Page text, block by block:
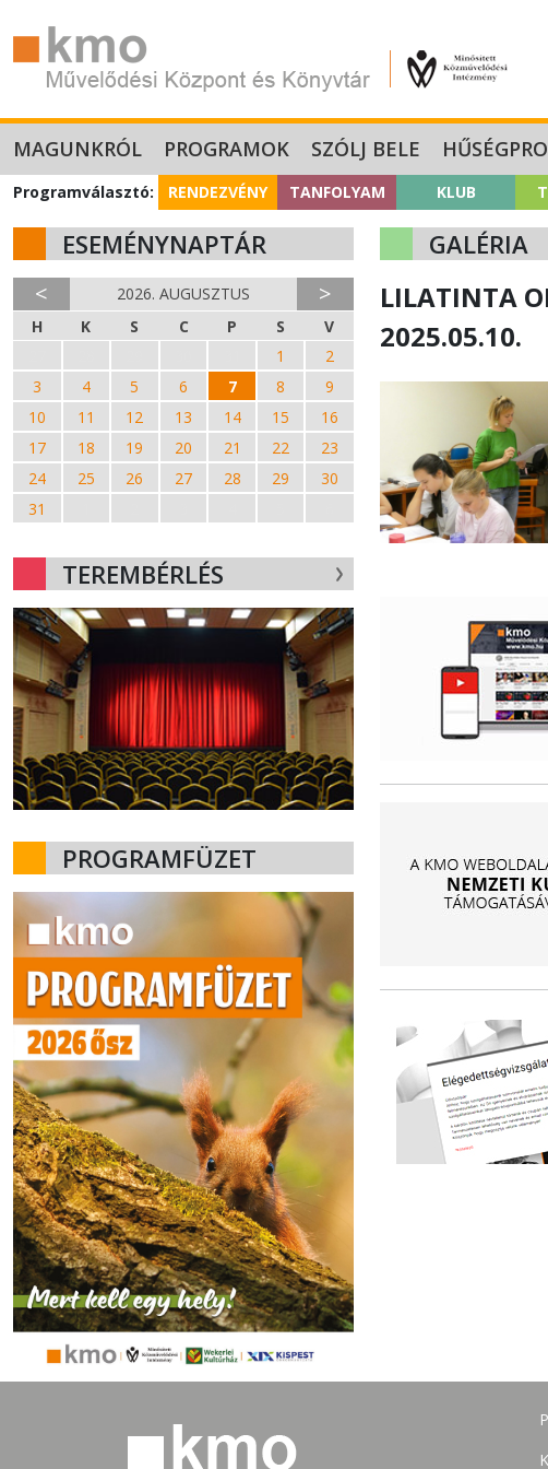
MAGUNKRÓL PROGRAMOK SZÓLJ BELE
Programválasztó: RENDEZVÉNY TANFOLYAM KLUB
ESEMÉNYNAPTÁR
< 2026. AUGUSZTUS >
H K S C P S
V
1
2
3
4 5 6 7 8
9
10
11 12 13 14 15
16
17
18 19 20 21 22
23
24
25 26 27 28 29
30
31
TEREMBÉRLÉS
PROGRAMFÜZET
GALÉRIA
LILATINTA
2025.05.10.